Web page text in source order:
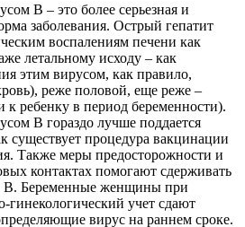
В – это более серьезная и
заболевания. Острый гепатит
воспалениям печени как
летальному исходу – как
этим вирусом, как правило,
реже половой, еще реже –
к ребенку в период беременности).
В гораздо лучше поддается
существует процедура вакцинации
Также меры предосторожности и
контактах помогают сдерживать
В. Беременные женщины при
гинекологический учет сдают
вирус на раннем сроке.